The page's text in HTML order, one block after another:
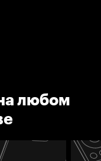
любом